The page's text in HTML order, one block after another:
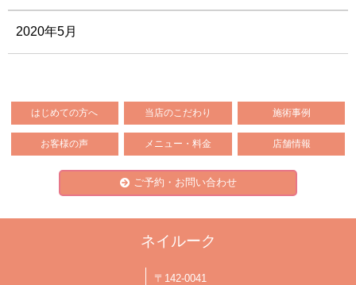
2020年5月
はじめての方へ 当店のこだわり 施術事例
お客様の声 メニュー・料金 店舗情報
ご予約・お問い合わせ
ネイルーク
〒142-0041